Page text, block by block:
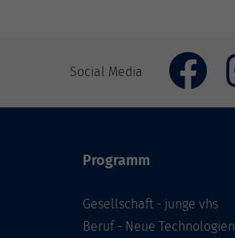
Social Media
Programm
Gesellschaft - junge vhs
Beruf - Neue Technologien